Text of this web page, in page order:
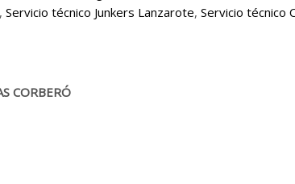
, Servicio técnico Junkers Lanzarote, Servicio técnico
CORBERÓ